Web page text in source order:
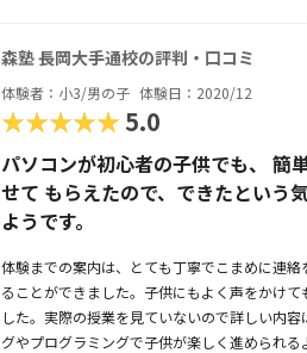
森塾 長岡大手通校の評判・口コミ
体験者：小3/男の子 体験日：2020/12
★★★★★5.0
パソコンが初心者の子供でも、 簡
せて もらえたので、できたという
ようです。
体験までの案内は、とても丁寧でこまめに連
ることができました。子供にもよく声をかけ
した。実際の授業を見ていないので詳しい内
グやプログラミングで子供が楽しく進められ